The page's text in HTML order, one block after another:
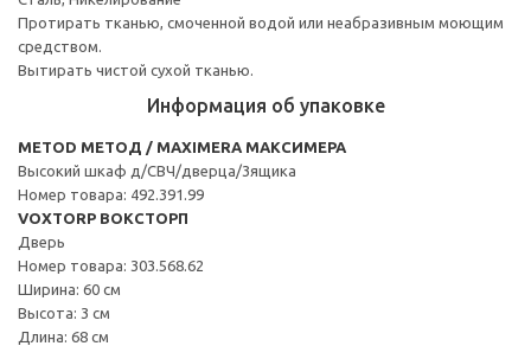
Протирать тканью, смоченной водой или неабразивным моющим
средством.
Вытирать чистой сухой тканью.
Информация об упаковке
METOD МЕТОД / MAXIMERA МАКСИМЕРА
Высокий шкаф д/СВЧ/дверца/3ящика
Номер товара: 492.391.99
VOXTORP ВОКСТОРП
Дверь
Номер товара: 303.568.62
Ширина: 60 см
Высота: 3 см
Длина: 68 см